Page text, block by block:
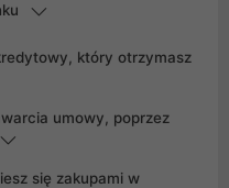
który otrzymasz
umowy, poprzez
się zakupami w